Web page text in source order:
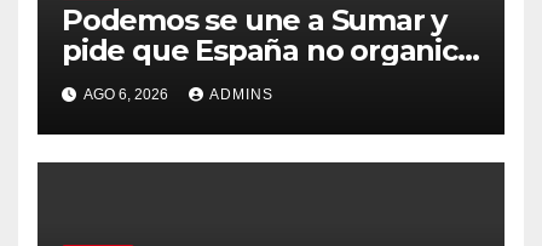
Podemos se une a Sumar y
pide que España no organice
el Mundial 2030 con
Marruecos por «atentar
contra la soberanía nacional»
AGO 6, 2026 ADMINS